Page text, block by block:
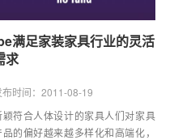
满足家装家具行业的灵活
求
布时间：2011-08-19
颖符合人体设计的家具人们对家具
品的偏好越来越多样化和高端化，